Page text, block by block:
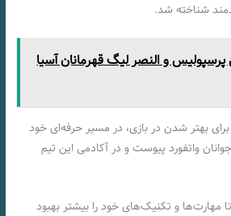
شناخته شد.
و النصر لیگ قهرمانان آسیا
برای بهتر شدن در بازی، در مسیر حرفه‌ای خود
واتفورد پیوست و در آکادمی این تیم
مهارت‌ها و تکنیک‌های خود را بیشتر بهبود